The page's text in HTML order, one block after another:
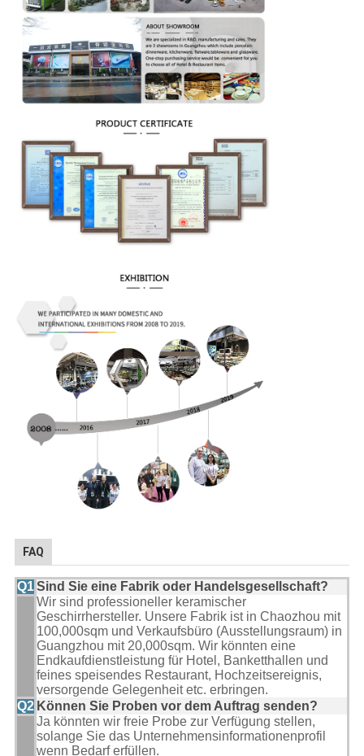
FAQ
Q1Sind Sie eine Fabrik oder Handelsgesellschaft?
Wir sind professioneller keramischer
Geschirrhersteller. Unsere Fabrik ist in Chaozhou mit
100,000sqm und Verkaufsbüro (Ausstellungsraum) in
Guangzhou mit 20,000sqm. Wir könnten eine
Endkaufdienstleistung für Hotel, Banketthallen und
feines speisendes Restaurant, Hochzeitsereignis,
versorgende Gelegenheit etc. erbringen.
Q2 Können Sie Proben vor dem Auftrag senden?
Ja könnten wir freie Probe zur Verfügung stellen,
solange Sie das Unternehmensinformationenprofil
wenn Bedarf erfüllen.